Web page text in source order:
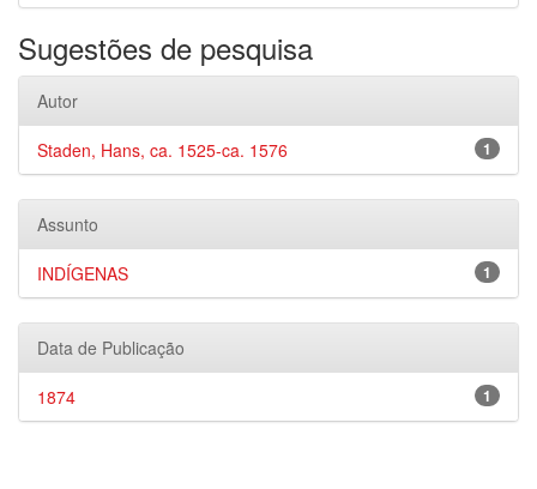
Sugestões de pesquisa
Autor
1
Staden, Hans, ca. 1525-ca. 1576
Assunto
1
INDÍGENAS
Data de Publicação
1
1874